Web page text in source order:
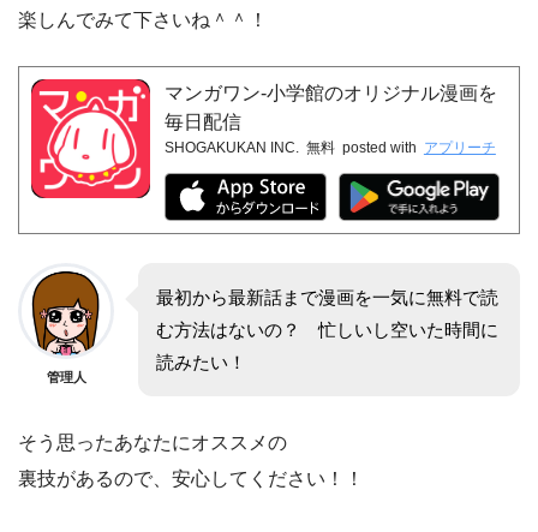
楽しんでみて下さいね＾＾！
マンガワン-小学館のオリジナル漫画を
毎日配信
SHOGAKUKAN INC. 無料 posted with アプリーチ
管理人
最初から最新話まで漫画を一気に無料で読
む方法はないの？ 忙しいし空いた時間に
読みたい！
そう思ったあなたにオススメの
裏技があるので、安心してください！！